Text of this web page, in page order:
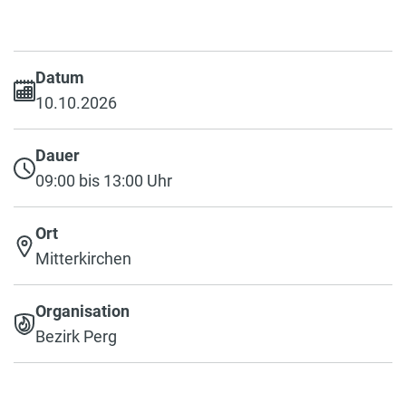
Datum
10.10.2026
Dauer
09:00 bis 13:00 Uhr
Ort
Mitterkirchen
Organisation
Bezirk Perg